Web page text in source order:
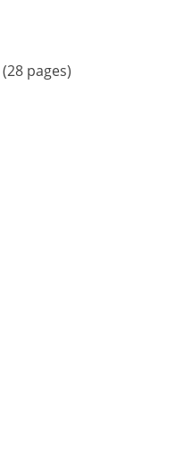
(28 pages)